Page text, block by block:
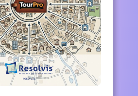
Trasforma Ospitalità in